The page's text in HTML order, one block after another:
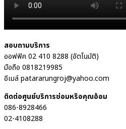
สอบถามบริการ
ออฟฟิค 02 410 8288 (อัตโนมัติ)
มือถือ 0818219985
อีเมล์ patararungroj@yahoo.com
ติดต่อศูนย์บริการซ่อมหรือคุณอ้อม
086-8928466
02-4108288